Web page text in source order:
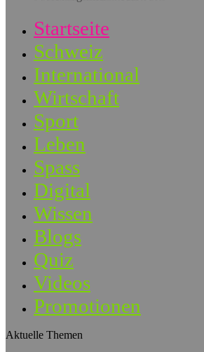
Startseite
Schweiz
International
Wirtschaft
Sport
Leben
Spass
Digital
Wissen
Blogs
Quiz
Videos
Promotionen
Aktuelle Themen